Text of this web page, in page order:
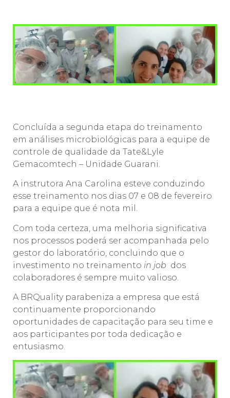
Concluída a segunda etapa do treinamento
em análises microbiológicas para a equipe de
controle de qualidade da Tate&Lyle
Gemacomtech – Unidade Guarani.
A instrutora Ana Carolina esteve conduzindo
esse treinamento nos dias 07 e 08 de fevereiro
para a equipe que é nota mil.
Com toda certeza, uma melhoria significativa
nos processos poderá ser acompanhada pelo
gestor do laboratório, concluindo que o
investimento no treinamento in job dos
colaboradores é sempre muito valioso.
A BRQuality parabeniza a empresa que está
continuamente proporcionando
oportunidades de capacitação para seu time e
aos participantes por toda dedicação e
entusiasmo.